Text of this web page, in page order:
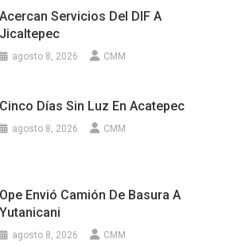
Acercan Servicios Del DIF A
Jicaltepec
agosto 8, 2026 CMM
Cinco Días Sin Luz En Acatepec
agosto 8, 2026 CMM
Ope Envió Camión De Basura A
Yutanicani
agosto 8, 2026 CMM